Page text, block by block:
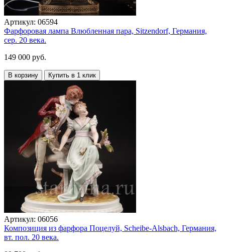
Артикул: 06594
Фарфоровая лампа Влюбленная пара, Sitzendorf, Германия,
сер. 20 века.
149 000 руб.
В корзину Купить в 1 клик
Артикул: 06056
Композиция из фарфора Поцелуй, Scheibe-Alsbach, Германия,
вт. пол. 20 века.